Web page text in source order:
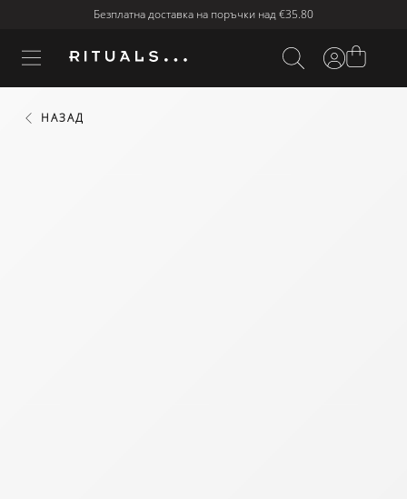
Безплатна доставка на поръчки над€35.80
НАЗАД